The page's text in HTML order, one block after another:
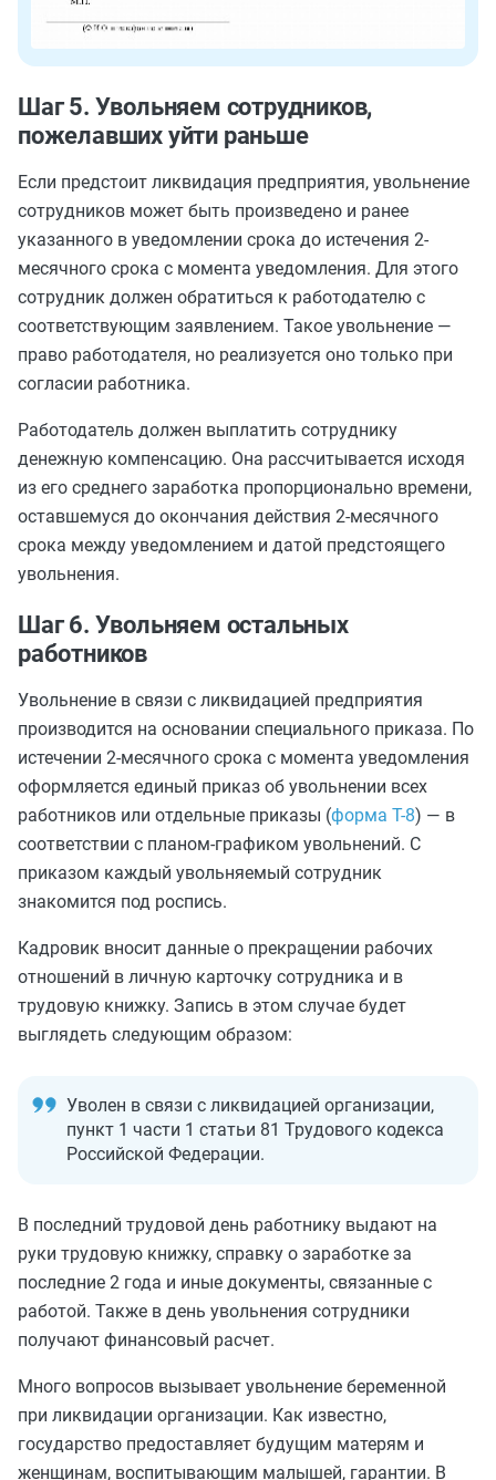
Шаг 5. Увольняем сотрудников,
пожелавших уйти раньше
Если предстоит ликвидация предприятия, увольнение
сотрудников может быть произведено и ранее
указанного в уведомлении срока до истечения 2-
месячного срока с момента уведомления. Для этого
сотрудник должен обратиться к работодателю с
соответствующим заявлением. Такое увольнение —
право работодателя, но реализуется оно только при
согласии работника.
Работодатель должен выплатить сотруднику
денежную компенсацию. Она рассчитывается исходя
из его среднего заработка пропорционально времени,
оставшемуся до окончания действия 2-месячного
срока между уведомлением и датой предстоящего
увольнения.
Шаг 6. Увольняем остальных
работников
Увольнение в связи с ликвидацией предприятия
производится на основании специального приказа. По
истечении 2-месячного срока с момента уведомления
оформляется единый приказ об увольнении всех
работников или отдельные приказы (форма Т-8) — в
соответствии с планом-графиком увольнений. С
приказом каждый увольняемый сотрудник
знакомится под роспись.
Кадровик вносит данные о прекращении рабочих
отношений в личную карточку сотрудника и в
трудовую книжку. Запись в этом случае будет
выглядеть следующим образом:
Уволен в связи с ликвидацией организации,
пункт 1 части 1 статьи 81 Трудового кодекса
Российской Федерации.
В последний трудовой день работнику выдают на
руки трудовую книжку, справку о заработке за
последние 2 года и иные документы, связанные с
работой. Также в день увольнения сотрудники
получают финансовый расчет.
Много вопросов вызывает увольнение беременной
при ликвидации организации. Как известно,
государство предоставляет будущим матерям и
женщинам, воспитывающим малышей, гарантии. В